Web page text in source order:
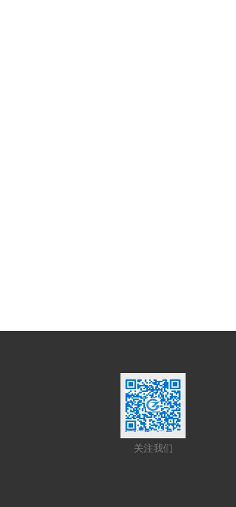
关注我们